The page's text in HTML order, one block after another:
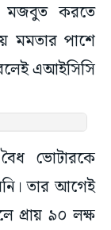
মজবুত করতে
মমতার পাশে
এআইসিসি
ভোটারকে
তার আগেই
প্রায় ৯০ লক্ষ